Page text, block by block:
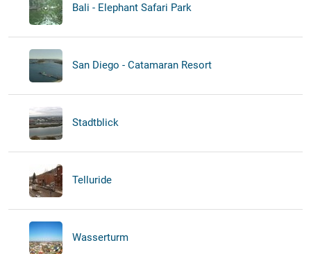
Bali - Elephant Safari Park
San Diego - Catamaran Resort
Stadtblick
Telluride
Wasserturm